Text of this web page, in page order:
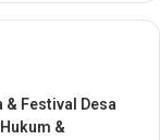
Festival Desa
&